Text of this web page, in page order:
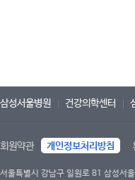
삼성서울병원 건강의학센터
회원약관 개인정보처리방침
서울특별시 강남구 일원로 81 삼성